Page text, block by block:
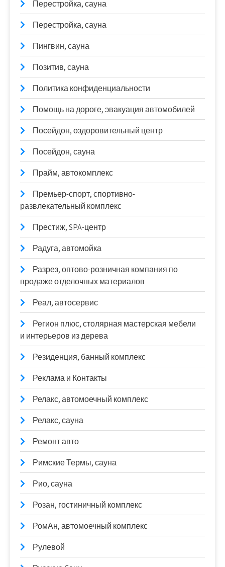
Перестройка, сауна
Перестройка, сауна
Пингвин, сауна
Позитив, сауна
Политика конфиденциальности
Помощь на дороге, эвакуация автомобилей
Посейдон, оздоровительный центр
Посейдон, сауна
Прайм, автокомплекс
Премьер-спорт, спортивно-
развлекательный комплекс
Престиж, SPA-центр
Радуга, автомойка
Разрез, оптово-розничная компания по
продаже отделочных материалов
Реал, автосервис
Регион плюс, столярная мастерская мебели
и интерьеров из дерева
Резиденция, банный комплекс
Реклама и Контакты
Релакс, автомоечный комплекс
Релакс, сауна
Ремонт авто
Римские Термы, сауна
Рио, сауна
Розан, гостиничный комплекс
РомАн, автомоечный комплекс
Рулевой